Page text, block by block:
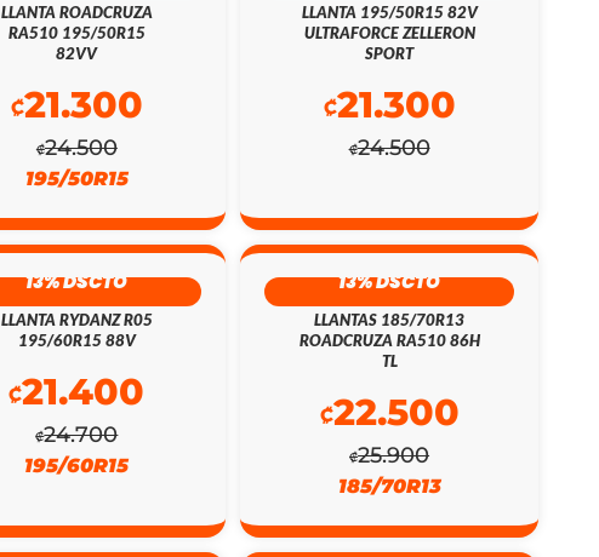
LLANTA ROADCRUZA
RA510 195/50R15
82VV
₡24.500
₡21.300
195/50R15
LLANTA 195/50R15 82V
ULTRAFORCE ZELLERON
SPORT
₡24.500
₡21.300
13% DSCTO
LLANTA RYDANZ R05
195/60R15 88V
₡24.700
₡21.400
195/60R15
13% DSCTO
LLANTAS 185/70R13
ROADCRUZA RA510 86H
TL
₡25.900
₡22.500
185/70R13